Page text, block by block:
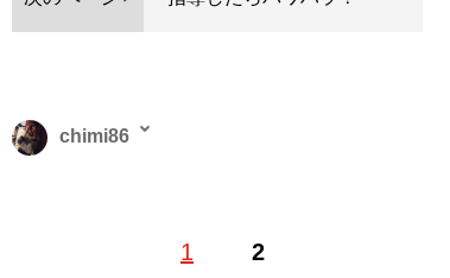
1 2
chimi86
ィネーターなども経験。趣味は読書、ミュージカル、舞